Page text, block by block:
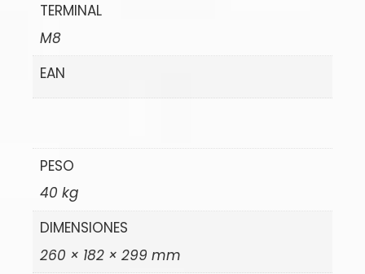
TERMINAL
M8
EAN
PESO
40 kg
DIMENSIONES
260 × 182 × 299 mm